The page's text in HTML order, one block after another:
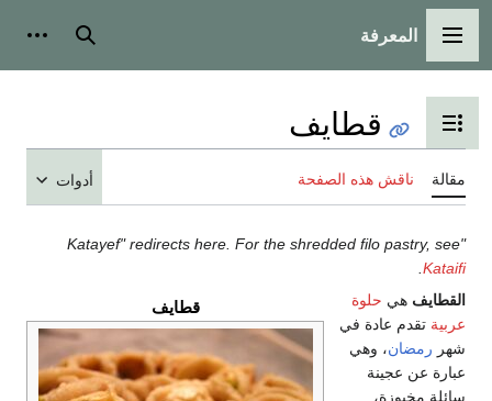
القائمة الرئيسية
المعرفة بحث
تبديل عرض جدول المحتويات
قطايف
مقالة ناقش هذه الصفحة أدوات
"Katayef" redirects here. For the shredded filo pastry, see
Kataifi
قطايف القطايف هي حلوة
عربية تقدم عادة في
شهر رمضان، وهي
عبارة عن عجينة
سائلة مخبوزة،